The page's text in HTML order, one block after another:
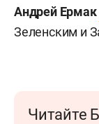
Андрей Ермак
Зеленским и
Читайте